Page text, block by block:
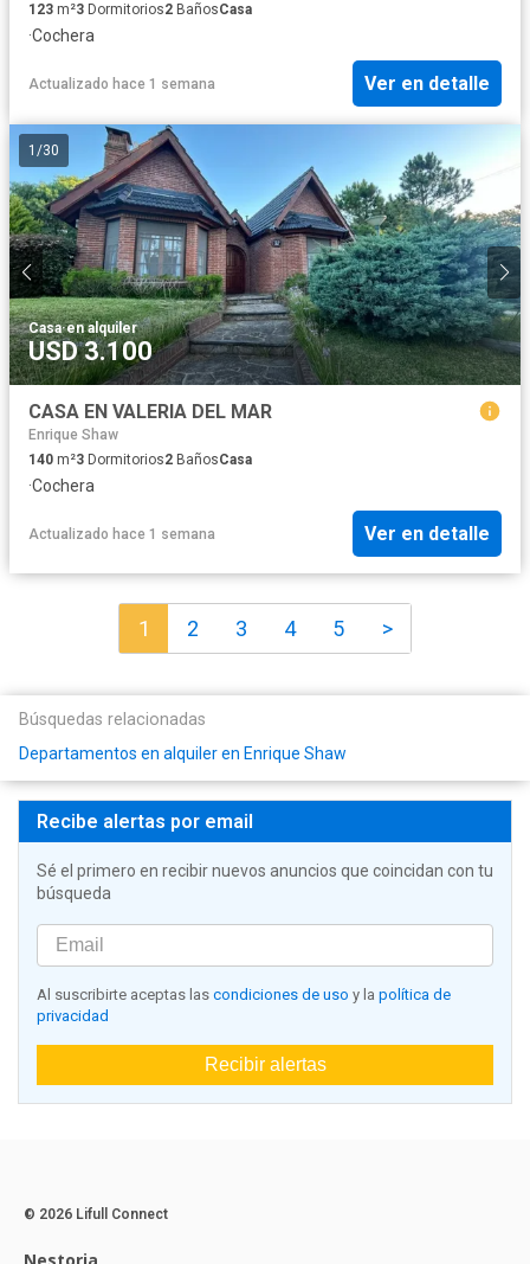
123 m²3 Dormitorios2 BañosCasa
·Cochera
Actualizado hace 1 semana Ver en detalle
1 /30
Casa·en alquiler
USD 3.100
CASA EN VALERIA DEL MAR
Enrique Shaw
140 m²3 Dormitorios2 BañosCasa
·Cochera
Actualizado hace 1 semana Ver en detalle
1 2 3 4 5 >
Búsquedas relacionadas
Departamentos en alquiler en Enrique Shaw
Recibe alertas por email
Sé el primero en recibir nuevos anuncios que coincidan con tu
búsqueda
Al suscribirte aceptas las condiciones de uso y la política de
privacidad
Recibir alertas
© 2026 Lifull Connect